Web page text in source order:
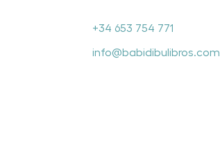
+34 653 754 771
info@babidibulibros.com